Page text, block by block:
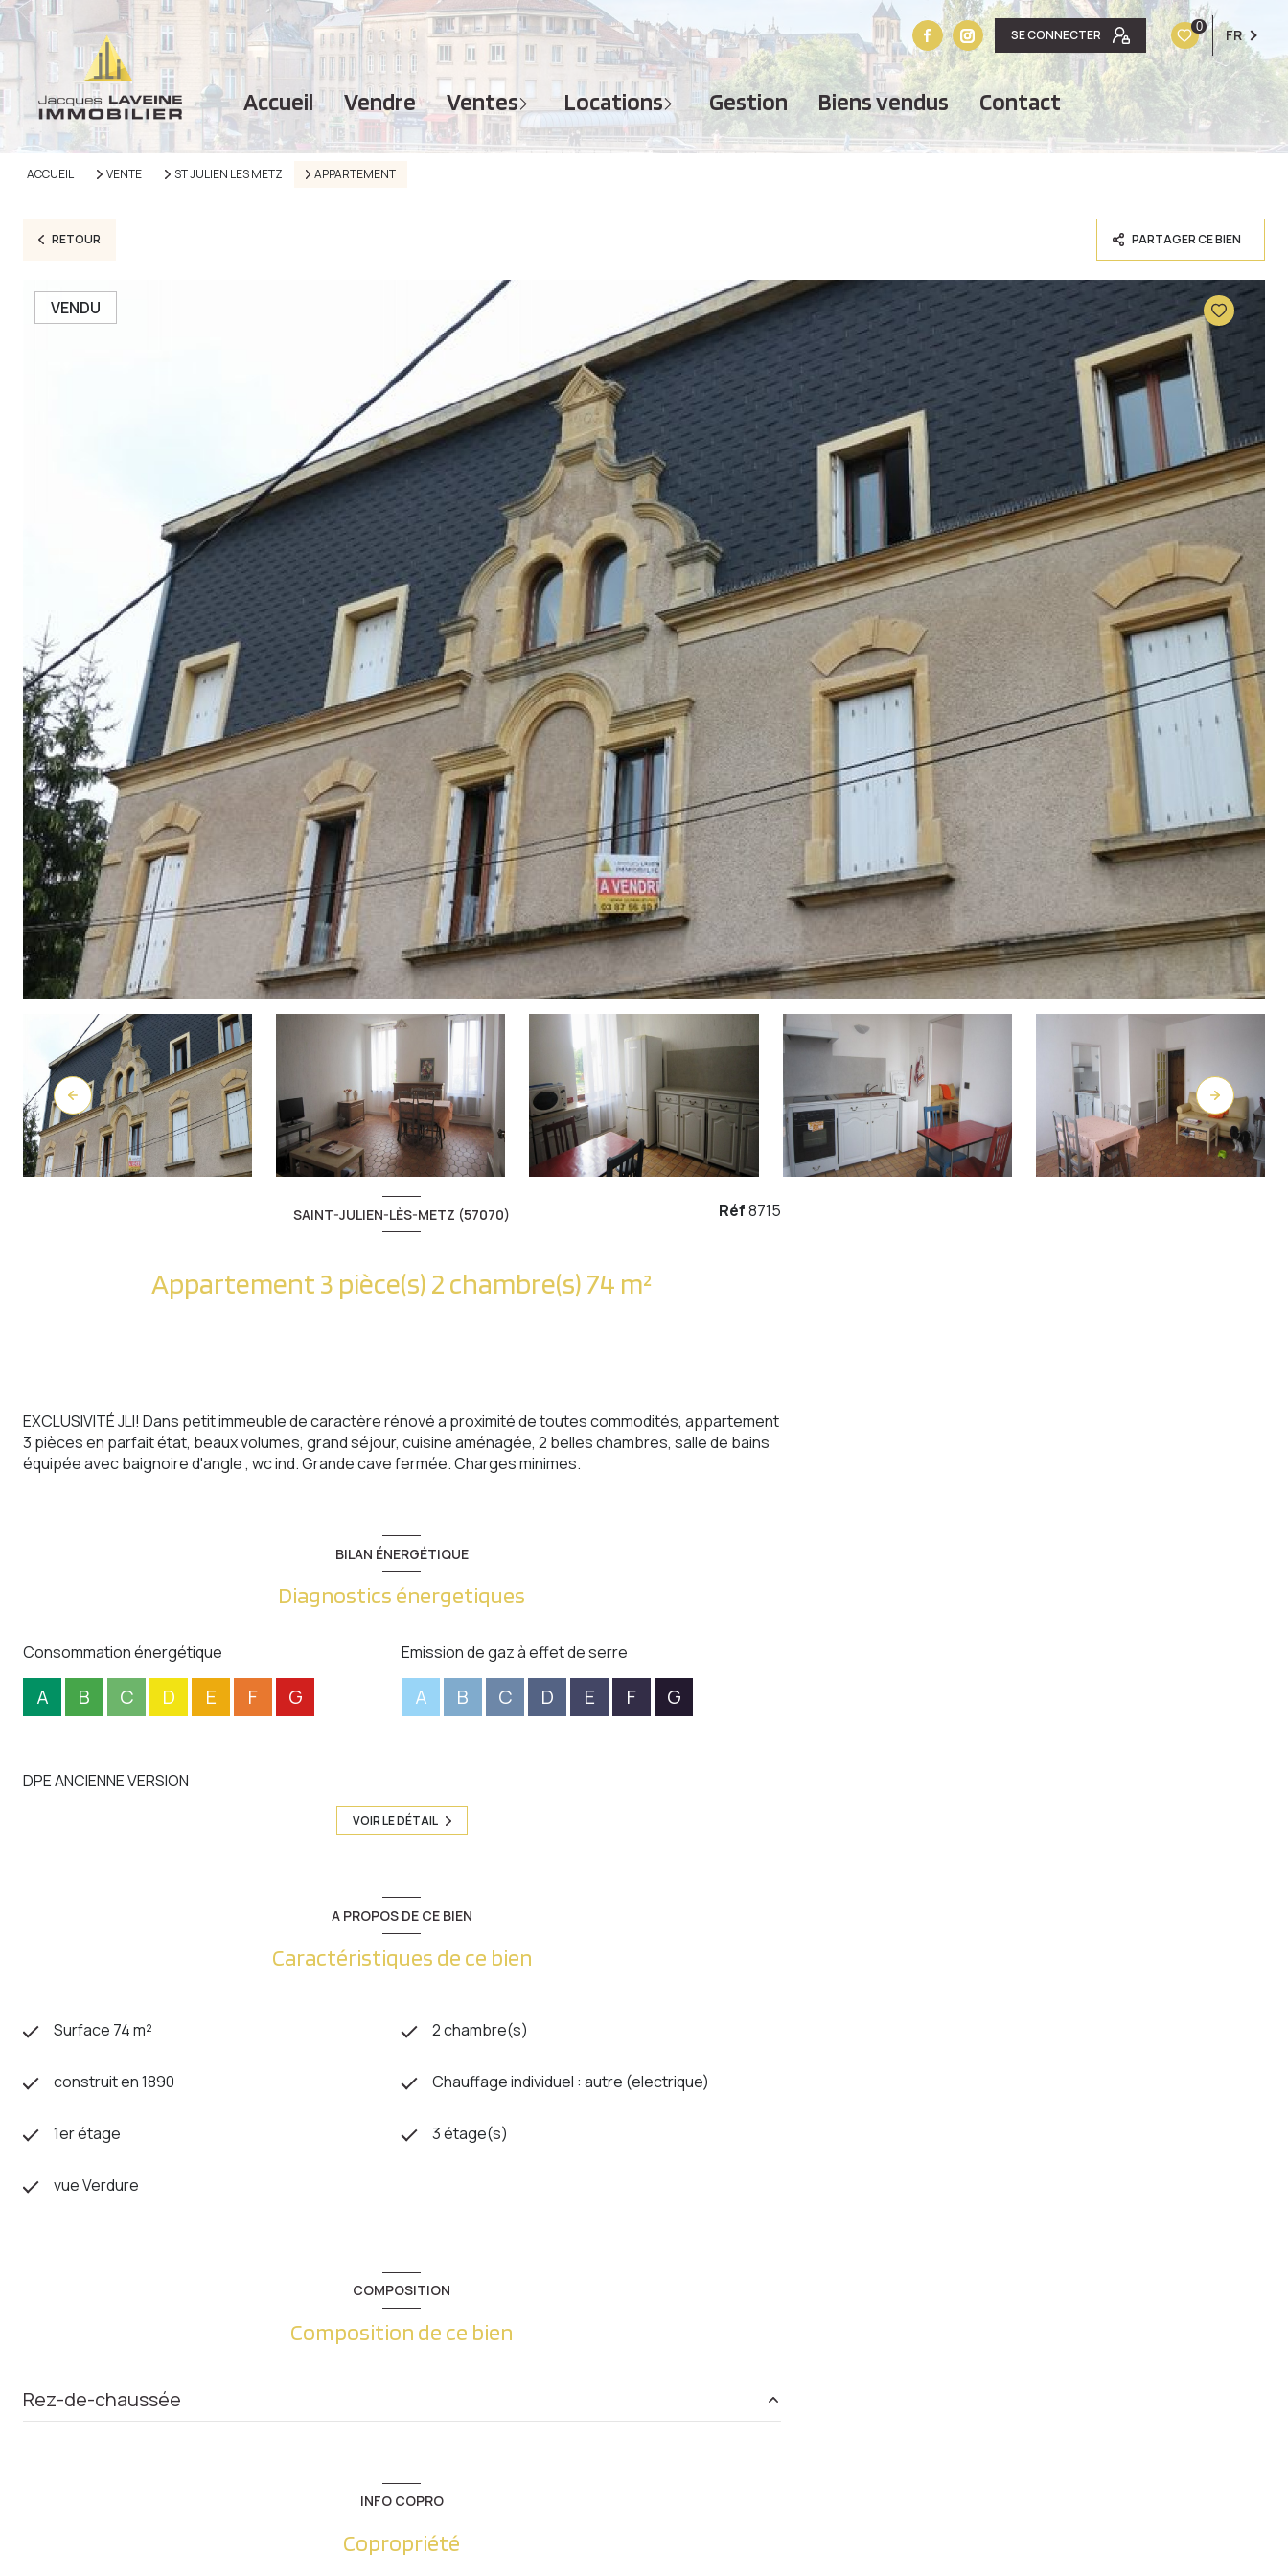
SE CONNECTER
0 FR
accueil vendre ventes
MAISONS
APPARTEMENTS
TERRAINS
IMMEUBLES
GARAGES - PARKINGS
locations
APPARTEMENTS
TERRAINS
IMMEUBLES
GARAGES - PARKINGS
gestion biens vendus contact
ACCUEIL VENTE ST JULIEN LES METZ APPARTEMENT
RETOUR PARTAGER CE BIEN
VENDU
SAINT-JULIEN-LÈS-METZ (57070)
Appartement 3 pièce(s) 2 chambre(s) 74 m²
Réf8715
EXCLUSIVITÉ JLI! Dans petit immeuble de caractère rénové a proximité de toutes commodités, appartement
3 pièces en parfait état, beaux volumes, grand séjour, cuisine aménagée, 2 belles chambres, salle de bains
équipée avec baignoire d'angle , wc ind. Grande cave fermée. Charges minimes.
BILAN ÉNERGÉTIQUE
Diagnostics énergetiques
Consommation énergétique
A B C D E F G
Emission de gaz à effet de serre
A B C D E F G
DPE ANCIENNE VERSION
VOIR LE DÉTAIL
A PROPOS DE CE BIEN
Caractéristiques de ce bien
Surface 74 m² 2 chambre(s)
construit en 1890 Chauffage individuel : autre (electrique)
1er étage 3 étage(s)
vue Verdure
COMPOSITION
Composition de ce bien
Rez-de-chaussée
INFO COPRO
Copropriété